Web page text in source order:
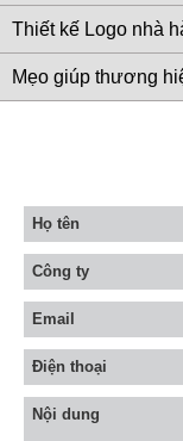
Thiết kế Logo nhà
Mẹo giúp thương